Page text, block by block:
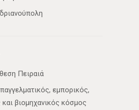
Πειραιά
εμπορικός,
και βιομηχανικός κόσμος